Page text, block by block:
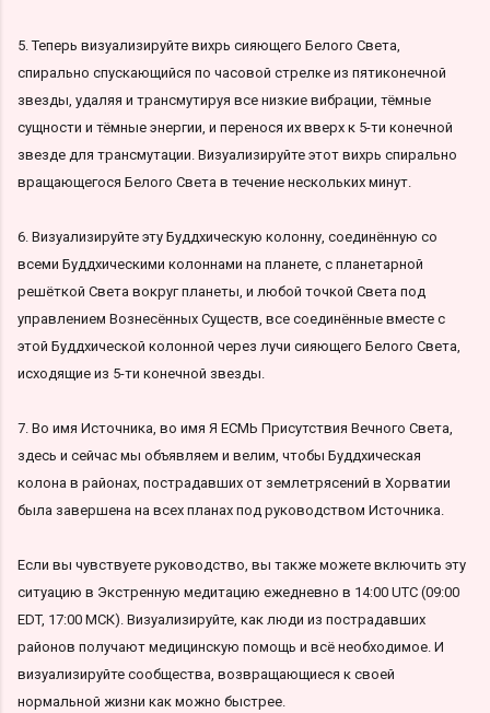
5. Теперь визуализируйте вихрь сияющего Белого Света,
спирально спускающийся по часовой стрелке из пятиконечной
звезды, удаляя и трансмутируя все низкие вибрации, тёмные
сущности и тёмные энергии, и перенося их вверх к 5-ти конечной
звезде для трансмутации. Визуализируйте этот вихрь спирально
вращающегося Белого Света в течение нескольких минут.
6. Визуализируйте эту Буддхическую колонну, соединённую со
всеми Буддхическими колоннами на планете, с планетарной
решёткой Света вокруг планеты, и любой точкой Света под
управлением Вознесённых Существ, все соединённые вместе с
этой Буддхической колонной через лучи сияющего Белого Света,
исходящие из 5-ти конечной звезды.
7. Во имя Источника, во имя Я ЕСМЬ Присутствия Вечного Света,
здесь и сейчас мы объявляем и велим, чтобы Буддхическая
колона в районах, пострадавших от землетрясений в Хорватии
была завершена на всех планах под руководством Источника.
Если вы чувствуете руководство, вы также можете включить эту
ситуацию в Экстренную медитацию ежедневно в 14:00 UTC (09:00
EDT, 17:00 МСК). Визуализируйте, как люди из пострадавших
районов получают медицинскую помощь и всё необходимое. И
визуализируйте сообщества, возвращающиеся к своей
нормальной жизни как можно быстрее.